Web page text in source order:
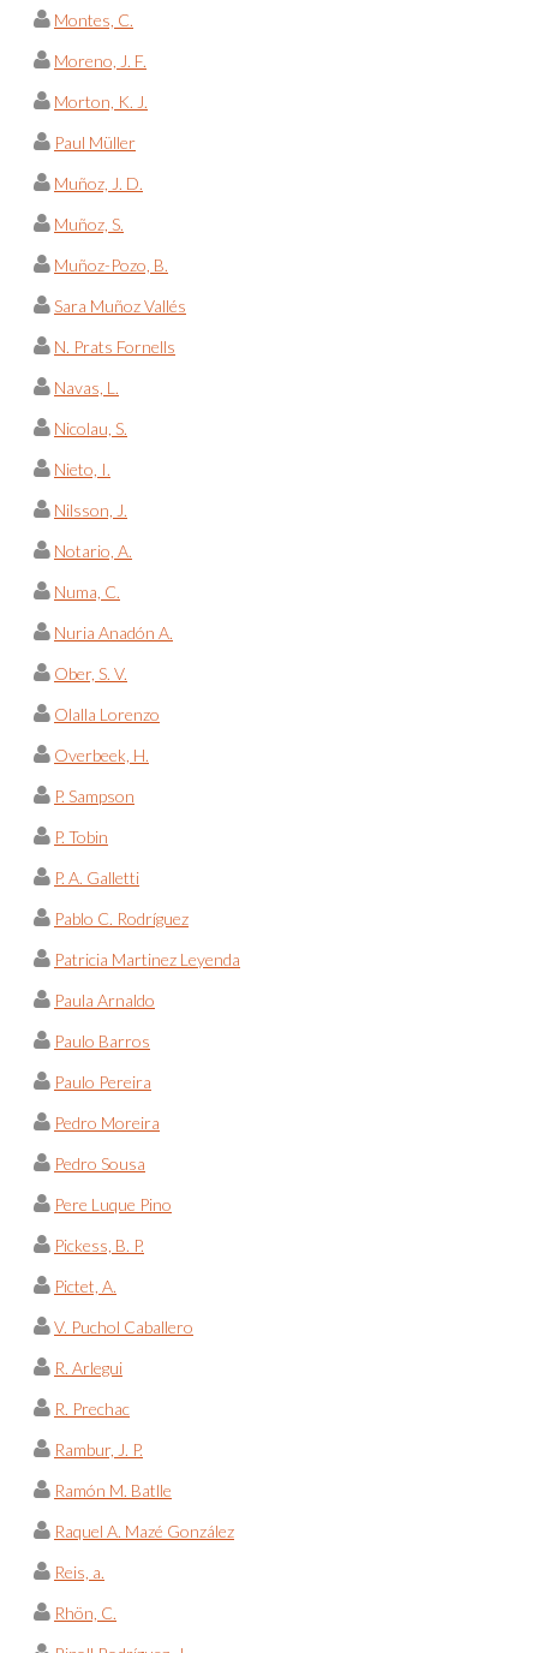
Montes, C.
Moreno, J. F.
Morton, K. J.
Paul Müller
Muñoz, J. D.
Muñoz, S.
Muñoz-Pozo, B.
Sara Muñoz Vallés
N. Prats Fornells
Navas, L.
Nicolau, S.
Nieto, I.
Nilsson, J.
Notario, A.
Numa, C.
Nuria Anadón A.
Ober, S. V.
Olalla Lorenzo
Overbeek, H.
P. Sampson
P. Tobin
P. A. Galletti
Pablo C. Rodríguez
Patricia Martinez Leyenda
Paula Arnaldo
Paulo Barros
Paulo Pereira
Pedro Moreira
Pedro Sousa
Pere Luque Pino
Pickess, B. P.
Pictet, A.
V. Puchol Caballero
R. Arlegui
R. Prechac
Rambur, J. P.
Ramón M. Batlle
Raquel A. Mazé González
Reis, a.
Rhön, C.